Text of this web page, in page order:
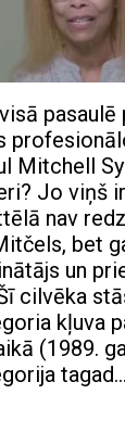
Mitchell
Jo viņš
nav
bet
un
cilvēka
kļuva
(1989.
tagad…